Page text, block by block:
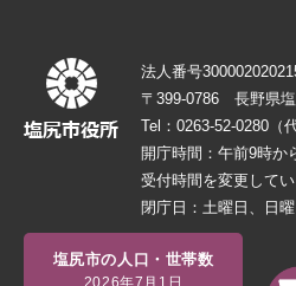
法人番号
〒399-0786 長野県
Tel：0263-52-0280（代
開庁時間：午前9時か
受付時間を変更してい
閉庁日：土曜日、日
塩尻市の人口・世帯数
2026年7月1日